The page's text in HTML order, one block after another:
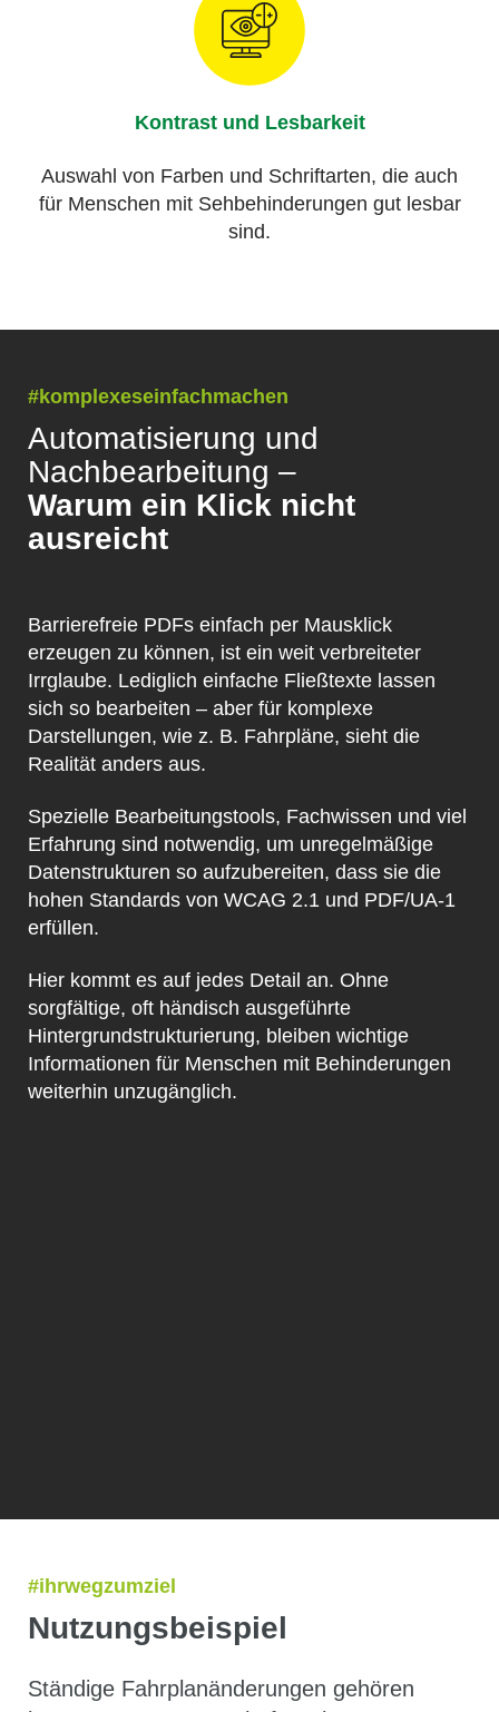
Kontrast und Lesbarkeit
Auswahl von Farben und Schriftarten, die auch
für Menschen mit Sehbehinderungen gut lesbar
sind.
#komplexeseinfachmachen
Automatisierung und
Nachbearbeitung –
Warum ein Klick nicht
ausreicht
Barrierefreie PDFs einfach per Mausklick
erzeugen zu können, ist ein weit verbreiteter
Irrglaube. Lediglich einfache Fließtexte lassen
sich so bearbeiten – aber für komplexe
Darstellungen, wie z. B. Fahrpläne, sieht die
Realität anders aus.
Spezielle Bearbeitungstools, Fachwissen und viel
Erfahrung sind notwendig, um unregelmäßige
Datenstrukturen so aufzubereiten, dass sie die
hohen Standards von WCAG 2.1 und PDF/UA-1
erfüllen.
Hier kommt es auf jedes Detail an. Ohne
sorgfältige, oft händisch ausgeführte
Hintergrundstrukturierung, bleiben wichtige
Informationen für Menschen mit Behinderungen
weiterhin unzugänglich.
#ihrwegzumziel
Nutzungsbeispiel
Ständige Fahrplanänderungen gehören